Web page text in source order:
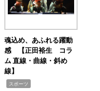
魂込め、あふれる躍動
感 【正田裕生 コラ
ム 直線・曲線・斜め
線】
スポーツ